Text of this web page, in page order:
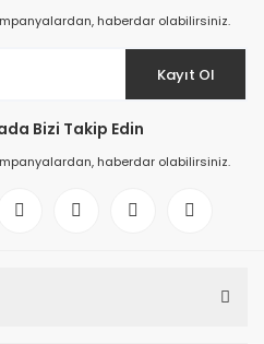
haberdar olabilirsiniz.
Kayıt Ol
Bizi Takip Edin
haberdar olabilirsiniz.